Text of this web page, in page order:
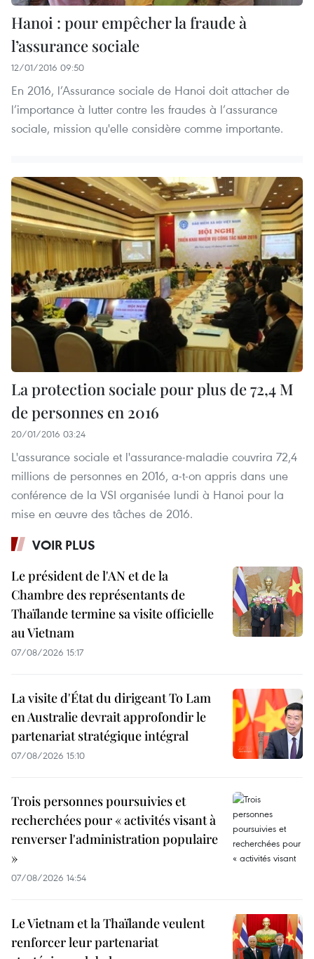
Hanoi : pour empêcher la fraude à
l’assurance sociale
12/01/2016 09:50
En 2016, l’Assurance sociale de Hanoi doit attacher de
l’importance à lutter contre les fraudes à l’assurance
sociale, mission qu'elle considère comme importante.
La protection sociale pour plus de 72,4 M
de personnes en 2016
20/01/2016 03:24
L'assurance sociale et l'assurance-maladie couvrira 72,4
millions de personnes en 2016, a-t-on appris dans une
conférence de la VSI organisée lundi à Hanoi pour la
mise en œuvre des tâches de 2016.
VOIR PLUS
Le président de l'AN et de la
Chambre des représentants de
Thaïlande termine sa visite officielle
au Vietnam
07/08/2026 15:17
La visite d'État du dirigeant To Lam
en Australie devrait approfondir le
partenariat stratégique intégral
07/08/2026 15:10
Trois personnes poursuivies et
recherchées pour « activités visant à
renverser l'administration populaire
»
07/08/2026 14:54
Le Vietnam et la Thaïlande veulent
renforcer leur partenariat